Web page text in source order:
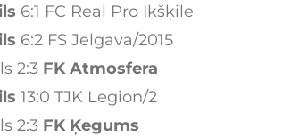
6:1 FC Real Pro Ikšķile
6:2 FS Jelgava/2015
2:3 FK Atmosfera
13:0 TJK Legion/2
2:3 FK Ķegums